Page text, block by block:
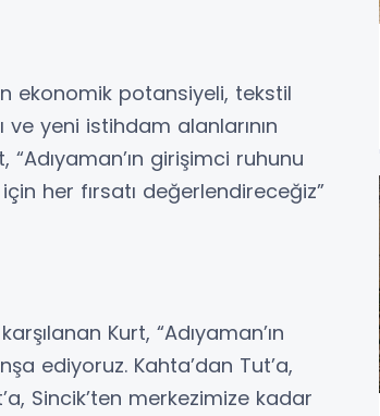
ekonomik potansiyeli, tekstil
ve yeni istihdam alanlarının
“Adıyaman’ın girişimci ruhunu
her fırsatı değerlendireceğiz”
Kurt, “Adıyaman’ın
ediyoruz. Kahta’dan Tut’a,
Sincik’ten merkezimize kadar